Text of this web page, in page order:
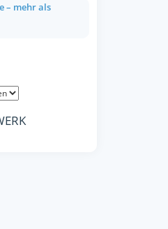
– mehr als